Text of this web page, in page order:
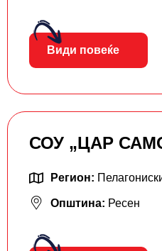
Види повеќе
СОУ „ЦАР
Регион:
Општина: Ресен